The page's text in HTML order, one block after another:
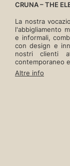
CRUNA – THE
La nostra
l'abbigliamento
e informali,
con design e
nostri clienti
contemporaneo
Altre info